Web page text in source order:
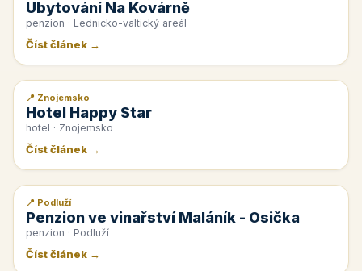
Ubytování Na Kovárně
penzion · Lednicko-valtický areál
Číst článek →
📰 PR článek
📍 Znojemsko
Hotel Happy Star
hotel · Znojemsko
Číst článek →
📰 PR článek
📍 Podluží
Penzion ve vinařství Maláník - Osička
penzion · Podluží
Číst článek →